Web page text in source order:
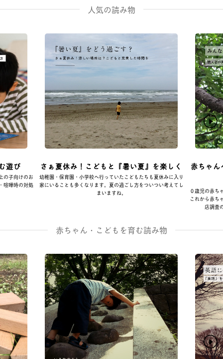
人気の読み物
遊び
の子向けのお
喧嘩時の対処
さぁ夏休み！こどもと『暑い夏』を楽しく
幼稚園・保育園・小学校へ行っていたこどもたちも夏休みに入り
家にいることも多くなります。夏の過ごし方をついつい考えてし
まいますね。
赤ちゃ
０歳児の赤ち
これから赤ち
店調査
赤ちゃん・こどもを育む読み物